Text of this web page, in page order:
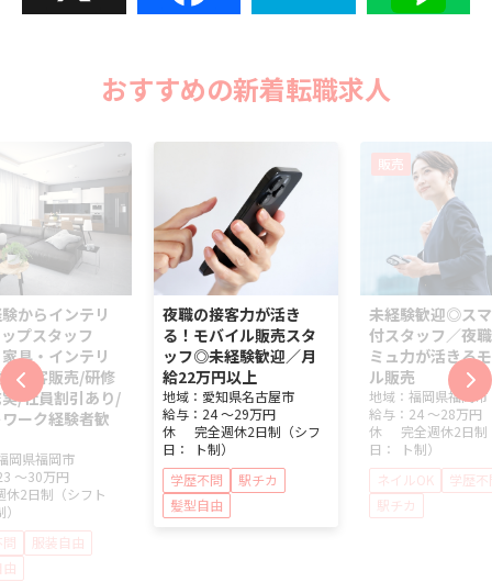
おすすめの新着転職求人
からインテリ
プスタッフ
具・インテリ
接客販売/研修
/社員割引あり/
ーク経験者歓
岡県福岡市
～30万円
休2日制（シフト
服装自由
夜職の接客力が活き
る！モバイル販売スタ
ッフ◎未経験歓迎／月
給22万円以上
地域： 愛知県名古屋市
給与： 24 ～29万円
休
日：
完全週休2日制（シフ
ト制）
学歴不問
駅チカ
髪型自由
販売
未経験歓迎◎ス
付スタッフ／夜
ミュ力が活きる
ル販売
地域： 福岡県福岡市
給与： 24 ～28万円
休
日：
完全週休2日制
ト制）
ネイルOK
学歴不
駅チカ